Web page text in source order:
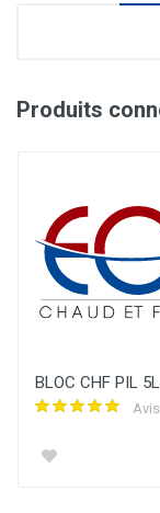
Produits
BLOC CHF PIL
Avis